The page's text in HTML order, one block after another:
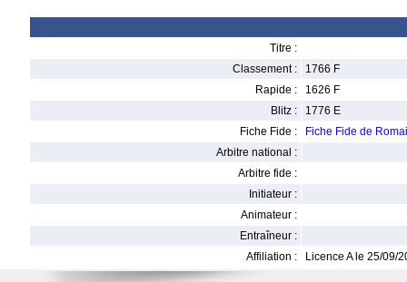
Titre :
Classement :
1766 F
Rapide :
1626 F
Blitz :
1776 E
Fiche Fide :
Fiche Fide de
Arbitre national :
Arbitre fide :
Initiateur :
Animateur :
Entraîneur :
Affiliation :
Licence A le 25/09/